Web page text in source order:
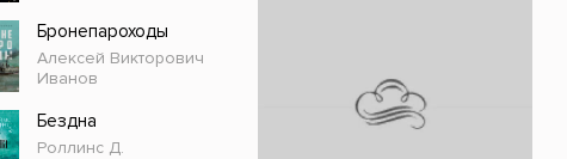
Детские книги
История
Разное
Научная литература
Бронепароходы
Алексей Викторович
Иванов
Бездна
Роллинс Д.